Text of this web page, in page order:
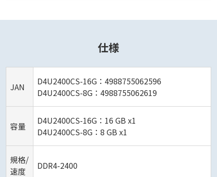
仕様
JAN
D4U2400CS-16G：4988755062596
D4U2400CS-8G：4988755062619
容量
D4U2400CS-16G：16 GB x1
D4U2400CS-8G：8 GB x1
規格/
速度
DDR4-2400